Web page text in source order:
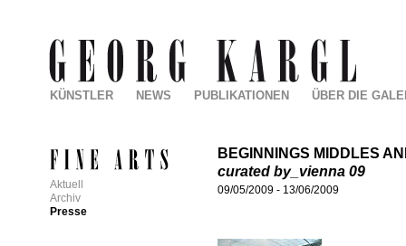
BEGINNINGS MIDDLES
curated by_vienna 09
09/05/2009 - 13/06/2009
KÜNSTLER NEWS PUBLIKATIONEN ÜBER DIE
Aktuell
Archiv
Presse